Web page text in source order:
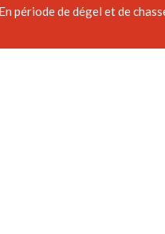
En période de dégel et de